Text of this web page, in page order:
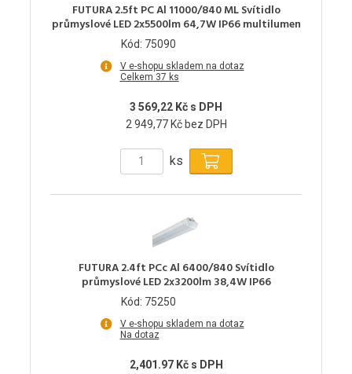
FUTURA 2.5ft PC Al 11000/840 ML Svítidlo
průmyslové LED 2x5500lm 64,7W IP66 multilumen
Kód: 75090
V e-shopu skladem na dotaz
Celkem 37 ks
3 569,22 Kč s DPH
2 949,77 Kč bez DPH
ks
FUTURA 2.4ft PCc Al 6400/840 Svítidlo
průmyslové LED 2x3200lm 38,4W IP66
Kód: 75250
V e-shopu skladem na dotaz
Na dotaz
2,401.97 Kč s DPH